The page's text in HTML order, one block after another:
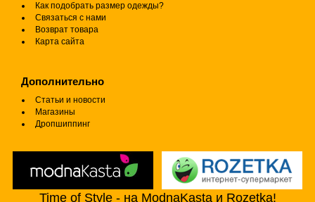
Как подобрать размер одежды?
Связаться с нами
Возврат товара
Карта сайта
Дополнительно
Статьи и новости
Магазины
Дропшиппинг
Time of Style - на ModnaKasta и Rozetka!